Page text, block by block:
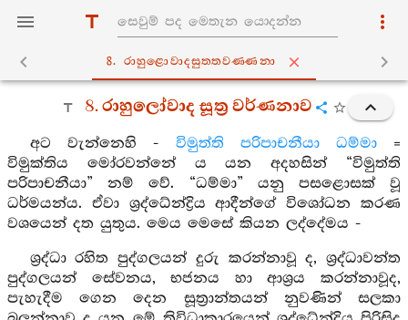
8. රාහුළොවාදසුත‍්තවණ‍්ණනා
8. රාහුලෝවාද සූත්‍ර වර්ණනාව
අට වැන්නෙහි - විමුත්ති පරිපාචනීයා ධම්මා=
විමුක්තිය මෝරවන්නේ ය යන අදහසින් “විමුත්ති
පරිපාචනීයා” නම් වේ. “ධම්මා” යනු පසළොසක් වූ
ධර්මයන්ය. ඒවා ශ්‍රද්ධේන්ද්‍රිය ආදීන්ගේ විශෝධන කරණ
වශයෙන් දත යුතුය. මෙය මෙසේ කියන ලද්දේමය -
ශ්‍රද්ධා රහිත පුද්ගලයන් දුරු කරන්නාවූ ද, ශ්‍රද්ධාවන්ත
පුද්ගලයන් සේවනය, භජනය හා ආශ්‍රය කරන්නාවූද,
පැහැදීම ගෙන දෙන සූත්‍රාන්තයන් නුවණින් සලකා